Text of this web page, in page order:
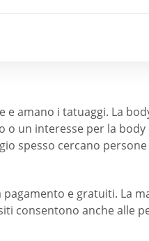
amano i tatuaggi. La
un interesse per la body
spesso cercano
e gratuiti. La
consentono anche alle